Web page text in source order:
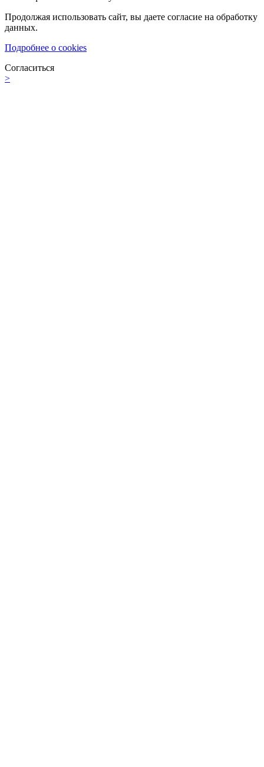
Продолжая использовать сайт, вы даете согласие на обработку
данных.
Подробнее о cookies
Согласиться
>